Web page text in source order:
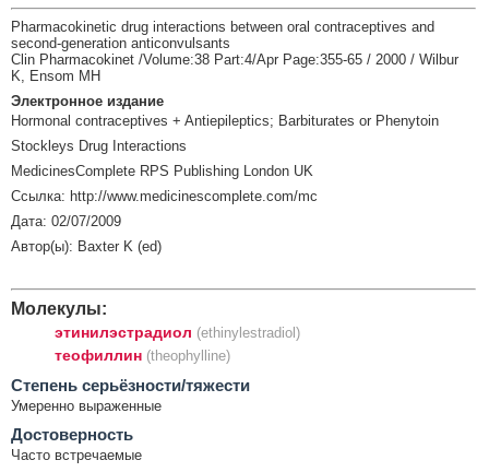
Pharmacokinetic drug interactions between oral contraceptives and
second-generation anticonvulsants
Clin Pharmacokinet /Volume:38 Part:4/Apr Page:355-65 / 2000 / Wilbur
K, Ensom MH
Электронное издание
Hormonal contraceptives + Antiepileptics; Barbiturates or Phenytoin
Stockleys Drug Interactions
MedicinesComplete RPS Publishing London UK
Ссылка: http://www.medicinescomplete.com/mc
Дата: 02/07/2009
Автор(ы): Baxter K (ed)
Молекулы:
этинилэстрадиол (ethinylestradiol)
теофиллин (theophylline)
Cтепень серьёзности/тяжести
Умеренно выраженные
Достоверность
Часто встречаемые